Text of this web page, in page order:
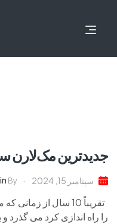
جدیدترین مک‌لارن
سپتامبر 15, 2024 By
را راه اندازی کرد می